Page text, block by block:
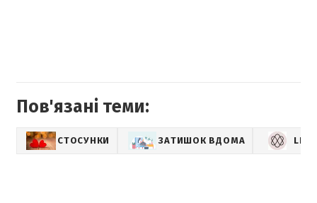
Пов'язані теми:
СТОСУНКИ ЗАТИШОК ВДОМА LIFE